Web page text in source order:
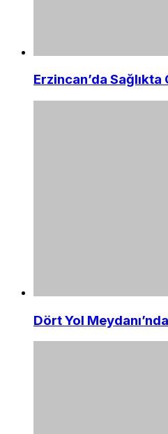
Erzincan’da Sağlıkta
Dört Yol